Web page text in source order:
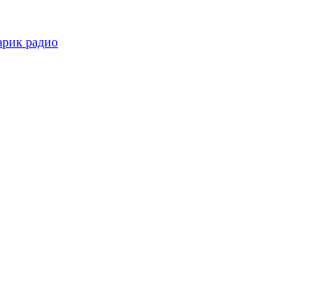
радио